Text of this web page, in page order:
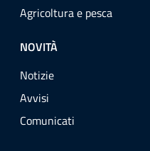
Agricoltura e pesca
NOVITÀ
Notizie
Avvisi
Comunicati